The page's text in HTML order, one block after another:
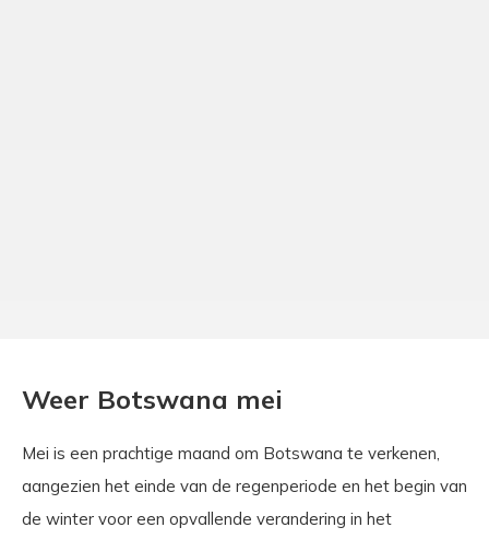
Weer Botswana mei
Mei is een prachtige maand om Botswana te verkenen,
aangezien het einde van de regenperiode en het begin van
de winter voor een opvallende verandering in het